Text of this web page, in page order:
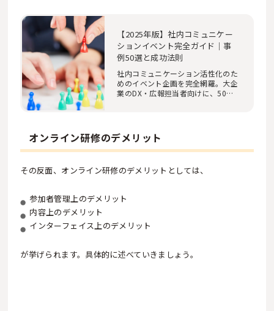
【2025年版】社内コミュニケー
ションイベント完全ガイド｜事
例50選と成功法則
社内コミュニケーション活性化のた
めのイベント企画を完全網羅。大企
業のDX・広報担当者向けに、50以
オンライン研修のデメリット
その反面、オンライン研修のデメリットとしては、
参加者管理上のデメリット
内容上のデメリット
インターフェイス上のデメリット
が挙げられます。具体的に述べていきましょう。